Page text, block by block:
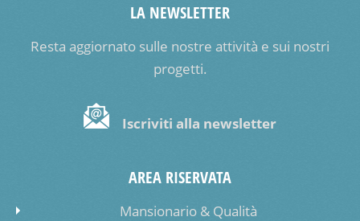
LA NEWSLETTER
Resta aggiornato sulle nostre attività e sui nostri
progetti.
Iscriviti alla newsletter
AREA RISERVATA
Mansionario & Qualità